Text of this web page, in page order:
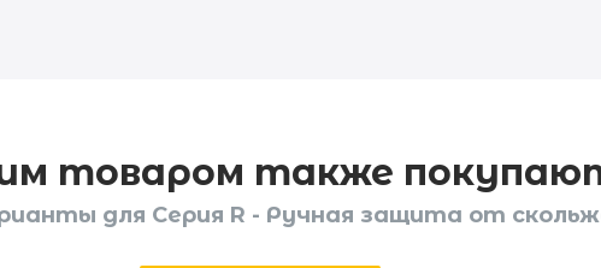
товаром также
для Серия R - Ручная защита от